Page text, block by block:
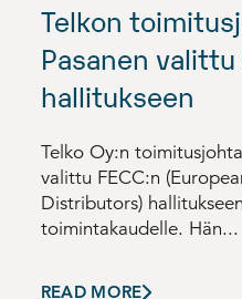
Telkon
Pasanen valittu
hallitukseen
Telko Oy:n
valittu FECC:n
Distributors)
toimintakaudelle. Hän...
READ MORE